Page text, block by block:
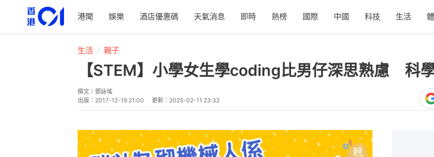
港聞 娛樂 酒店優惠碼 天氣消息 即時 熱榜 國際 中國 科技 生活
生活 親子
【STEM】小學女生學coding比男仔深思熟慮 科
撰文： 鄧詠瑤
出版： 2017-12-19 21:00 更新： 2025-02-11 23:32